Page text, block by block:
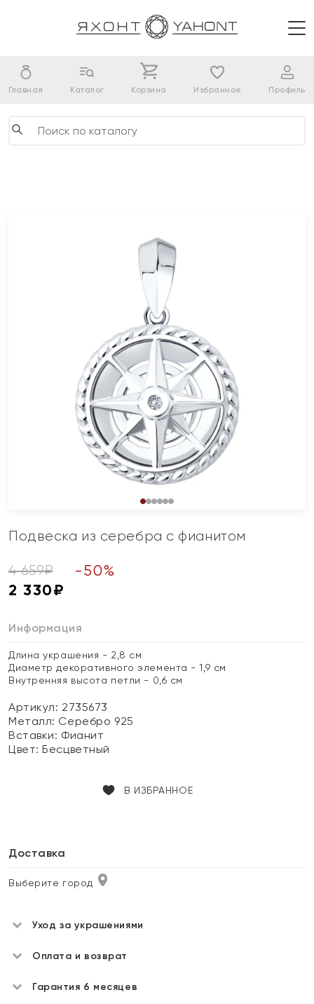
Главная Каталог Корзина Избранное Профиль
Подвеска из серебра с фианитом
4 659₽ -50%
2 330₽
Информация
Длина украшения - 2,8 см
Диаметр декоративного элемента - 1,9 см
Внутренняя высота петли - 0,6 см
Артикул: 2735673
Металл: Серебро 925
Вставки: Фианит
Цвет:Бесцветный
В ИЗБРАННОЕ
Доставка
Выберите город
Уход за украшениями
Оплата и возврат
Гарантия 6 месяцев